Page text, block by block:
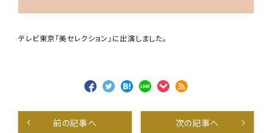
テレビ東京「美セレクション」に出演しました。
前の記事へ 次の記事へ